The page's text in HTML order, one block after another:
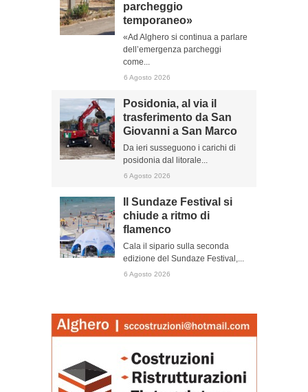
parcheggio
temporaneo»
«Ad Alghero si continua a parlare
dell’emergenza parcheggi
come...
6 Agosto 2026
Posidonia, al via il
trasferimento da San
Giovanni a San Marco
Da ieri susseguono i carichi di
posidonia dal litorale...
6 Agosto 2026
Il Sundaze Festival si
chiude a ritmo di
flamenco
Cala il sipario sulla seconda
edizione del Sundaze Festival,...
6 Agosto 2026